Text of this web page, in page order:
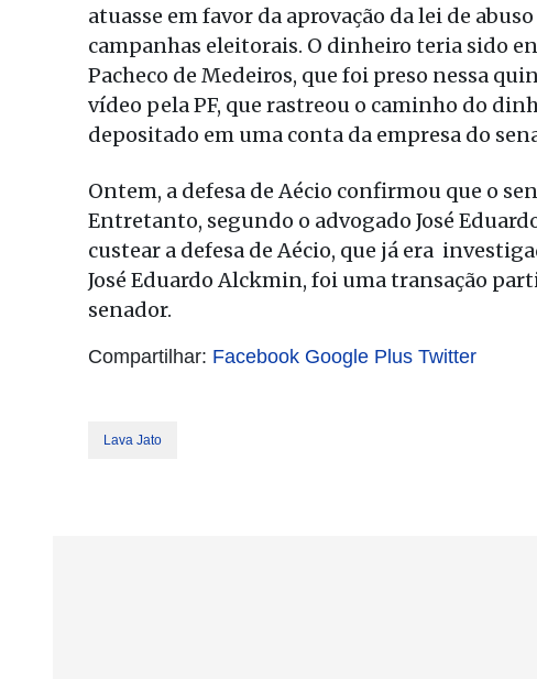
atuasse em favor da aprovação da lei de
campanhas eleitorais. O dinheiro teria sido
Pacheco de Medeiros, que foi preso nessa
vídeo pela PF, que rastreou o caminho do
depositado em uma conta da empresa do
Ontem, a defesa de Aécio confirmou que o
Entretanto, segundo o advogado José
custear a defesa de Aécio, que já era
José Eduardo Alckmin, foi uma transação
senador.
Compartilhar: Facebook Google Plus Twitter
Lava Jato